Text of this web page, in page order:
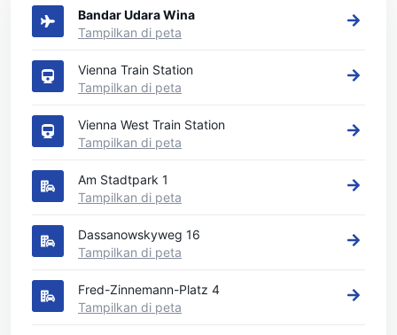
Bandar Udara Wina
Tampilkan di peta
Vienna Train Station
Tampilkan di peta
Vienna West Train Station
Tampilkan di peta
Am Stadtpark 1
Tampilkan di peta
Dassanowskyweg 16
Tampilkan di peta
Fred-Zinnemann-Platz 4
Tampilkan di peta